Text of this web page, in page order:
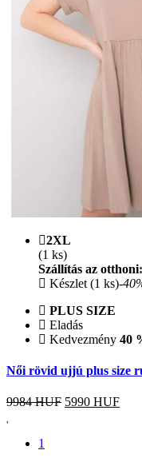
2XL
(1 ks)
Szállítás az otthoni:
Készlet (1 ks)-
PLUS SIZE
Eladás
Kedvezmény 40
Női rövid ujjú plus size
9984 HUF 5990 HUF
1